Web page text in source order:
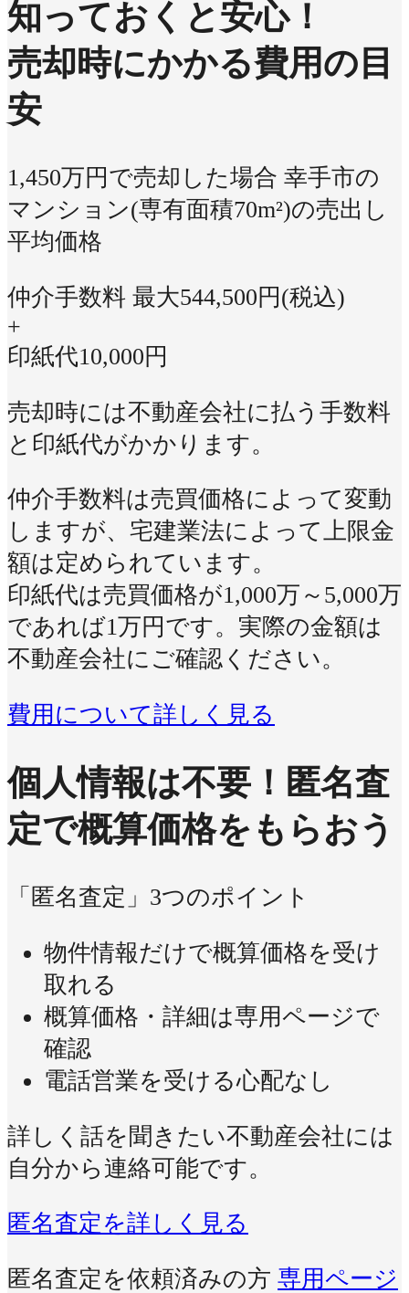
知っておくと安心！
売却時にかかる費用の目
安
1,450万円で売却した場合 幸手市の
マンション(専有面積70m²)の売出し
平均価格
仲介手数料 最大544,500円(税込)
+
印紙代10,000円
売却時には不動産会社に払う手数料
と印紙代がかかります。
仲介手数料は売買価格によって変動
しますが、宅建業法によって上限金
額は定められています。
印紙代は売買価格が1,000万～5,000万
であれば1万円です。実際の金額は
不動産会社にご確認ください。
費用について詳しく見る
個人情報は不要！ 匿名査
定で概算価格をもらおう
「匿名査定」3つのポイント
物件情報だけで概算価格を受け
取れる
概算価格・詳細は専用ページで
確認
電話営業を受ける心配なし
詳しく話を聞きたい不動産会社には
自分から連絡可能です。
匿名査定を詳しく見る
匿名査定を依頼済みの方 専用ページ